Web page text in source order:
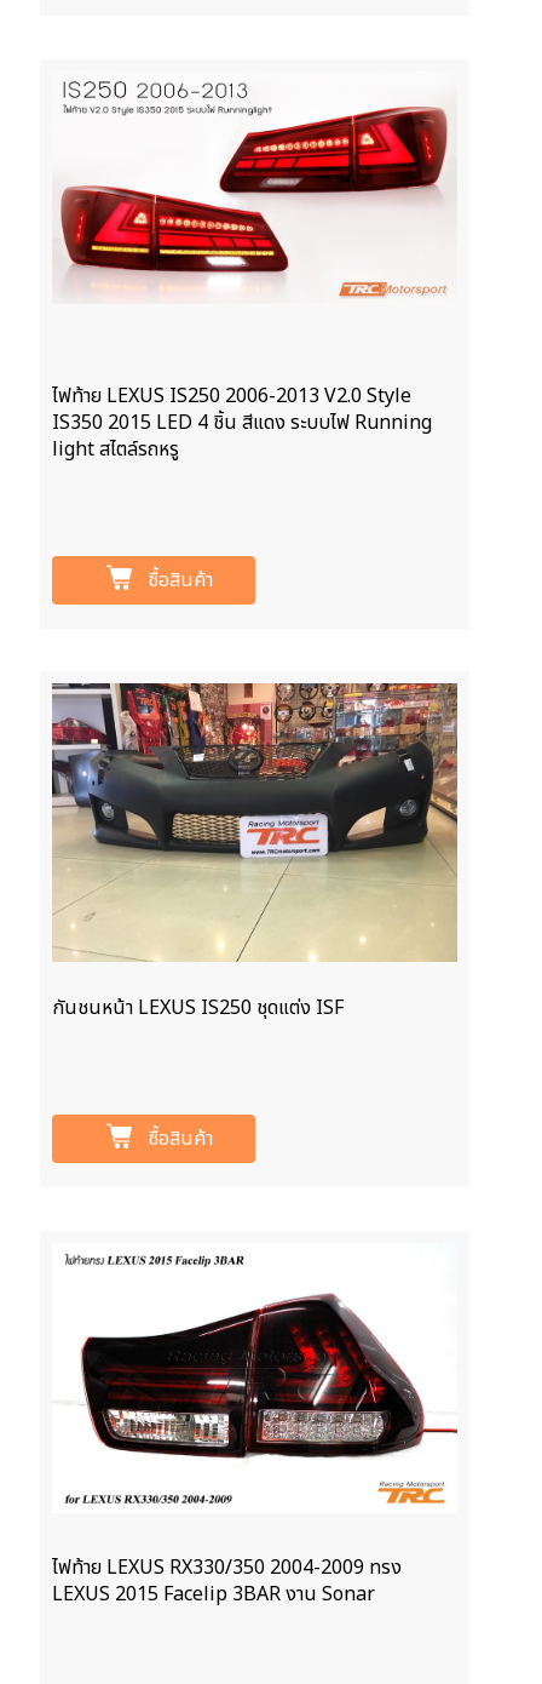
ไฟท้าย LEXUS IS250 2006-2013 V2.0 Style
IS350 2015 LED 4 ชิ้น สีแดง ระบบไฟ Running
light สไตล์รถหรู
ซื้อสินค้า
กันชนหน้า LEXUS IS250 ชุดแต่ง ISF
ซื้อสินค้า
ไฟท้าย LEXUS RX330/350 2004-2009 ทรง
LEXUS 2015 Facelip 3BAR งาน Sonar